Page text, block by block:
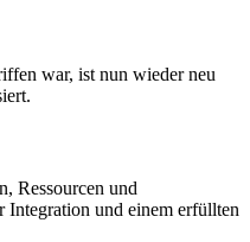
war, ist nun wieder neu
Ressourcen und
Integration und einem erfüllten